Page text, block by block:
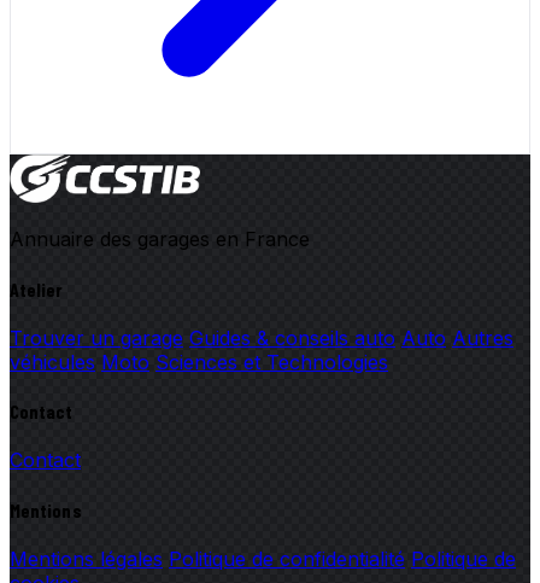
Annuaire des garages en France
Atelier
Trouver un garage Guides & conseils auto Auto Autres
véhicules Moto Sciences et Technologies
Contact
Contact
Mentions
Mentions légales Politique de confidentialité Politique de